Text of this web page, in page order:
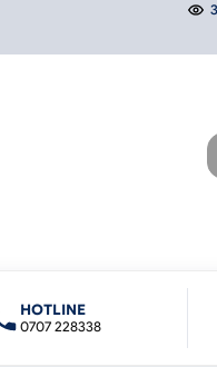
HOTLINE
0707 228338